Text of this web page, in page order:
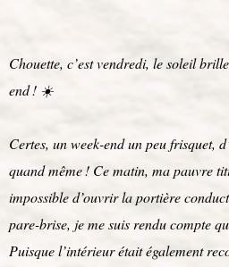
Chouette, c’est vendredi, le soleil
end ! ☀️
Certes, un week-end un peu frisquet,
quand même ! Ce matin, ma pauvre
impossible d’ouvrir la portière
pare-brise, je me suis rendu compte
Puisque l’intérieur était également